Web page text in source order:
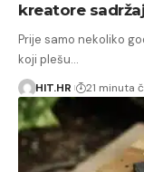
kreatore
Prije samo nekoliko
koji plešu…
HIT.HR 21 minuta